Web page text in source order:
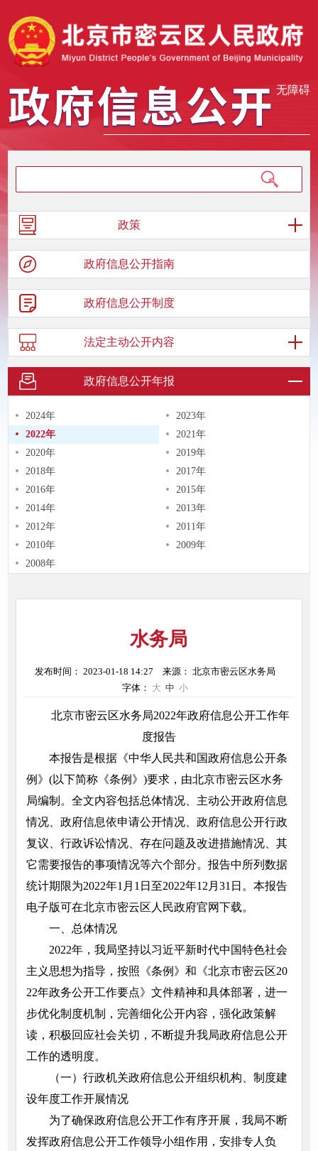
无障碍
政策
政府信息公开指南
政府信息公开制度
法定主动公开内容
政府信息公开年报
2024年
2023年
2022年
2021年
2020年
2019年
2018年
2017年
2016年
2015年
2014年
2013年
2012年
2011年
2010年
2009年
2008年
水务局
发布时间： 2023-01-18 14:27
来源： 北京市密云区水务局
字体： 大 中 小
北京市密云区水务局2022年政府信息公开工作年
度报告
本报告是根据《中华人民共和国政府信息公开条
例》(以下简称《条例》)要求，由北京市密云区水务
局编制。全文内容包括总体情况、主动公开政府信息
情况、政府信息依申请公开情况、政府信息公开行政
复议、行政诉讼情况、存在问题及改进措施情况、其
它需要报告的事项情况等六个部分。报告中所列数据
统计期限为2022年1月1日至2022年12月31日。本报告
电子版可在北京市密云区人民政府官网下载。
一、总体情况
2022年，我局坚持以习近平新时代中国特色社会
主义思想为指导，按照《条例》和《北京市密云区20
22年政务公开工作要点》文件精神和具体部署，进一
步优化制度机制，完善细化公开内容，强化政策解
读，积极回应社会关切，不断提升我局政府信息公开
工作的透明度。
（一）行政机关政府信息公开组织机构、制度建
设年度工作开展情况
为了确保政府信息公开工作有序开展，我局不断
发挥政府信息公开工作领导小组作用，安排专人负